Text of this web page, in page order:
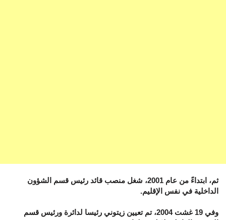
ثم، ابتداءً من عام 2001، شغل منصب قائد رئيس قسم الشؤون
الداخلية في نفس الإقليم.
وفي 19 غشت 2004، تم تعيين زيتوني رئيسا لدائرة ورئيس قسم